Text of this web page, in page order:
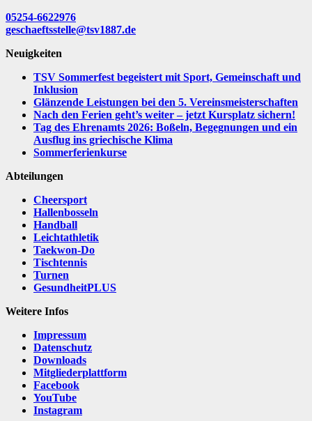
05254-6622976
geschaeftsstelle@tsv1887.de
Neuigkeiten
TSV Sommerfest begeistert mit Sport, Gemeinschaft und
Inklusion
Glänzende Leistungen bei den 5. Vereinsmeisterschaften
Nach den Ferien geht’s weiter – jetzt Kursplatz sichern!
Tag des Ehrenamts 2026: Boßeln, Begegnungen und ein
Ausflug ins griechische Klima
Sommerferienkurse
Abteilungen
Cheersport
Hallenbosseln
Handball
Leichtathletik
Taekwon-Do
Tischtennis
Turnen
GesundheitPLUS
Weitere Infos
Impressum
Datenschutz
Downloads
Mitgliederplattform
Facebook
YouTube
Instagram